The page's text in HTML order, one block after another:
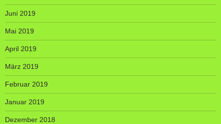
Juni 2019
Mai 2019
April 2019
März 2019
Februar 2019
Januar 2019
Dezember 2018